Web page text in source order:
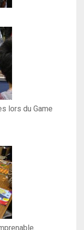
lors du Game